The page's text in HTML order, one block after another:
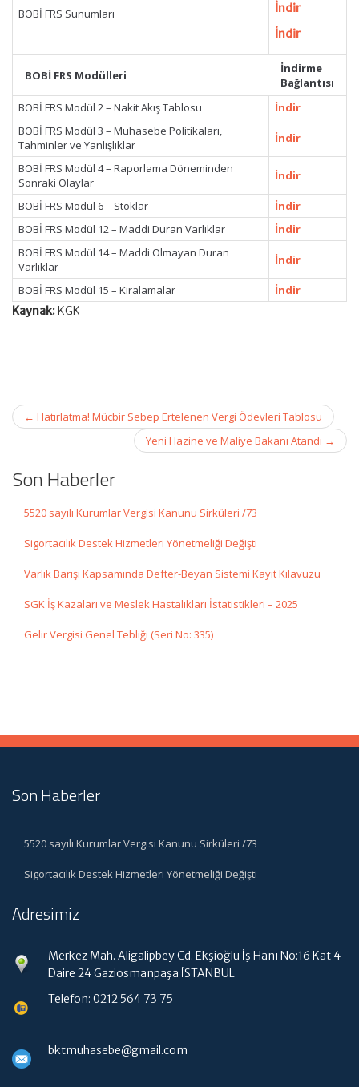
BOBİ FRS Sunumları
İndir
İndir
BOBİ FRS Modülleri
İndirme
Bağlantısı
BOBİ FRS Modül 2 – Nakit Akış Tablosu
İndir
BOBİ FRS Modül 3 – Muhasebe Politikaları,
Tahminler ve Yanlışlıklar
İndir
BOBİ FRS Modül 4 – Raporlama Döneminden
Sonraki Olaylar
İndir
BOBİ FRS Modül 6 – Stoklar
İndir
BOBİ FRS Modül 12 – Maddi Duran Varlıklar
İndir
BOBİ FRS Modül 14 – Maddi Olmayan Duran
Varlıklar
İndir
BOBİ FRS Modül 15 – Kiralamalar
İndir
Kaynak:KGK
Post
navigation
← Hatırlatma! Mücbir Sebep Ertelenen Vergi Ödevleri Tablosu
Yeni Hazine ve Maliye Bakanı Atandı →
Son Haberler
5520 sayılı Kurumlar Vergisi Kanunu Sirküleri /73
Sigortacılık Destek Hizmetleri Yönetmeliği Değişti
Varlık Barışı Kapsamında Defter-Beyan Sistemi Kayıt Kılavuzu
SGK İş Kazaları ve Meslek Hastalıkları İstatistikleri – 2025
Gelir Vergisi Genel Tebliği (Seri No: 335)
Son Haberler
5520 sayılı Kurumlar Vergisi Kanunu Sirküleri /73
Sigortacılık Destek Hizmetleri Yönetmeliği Değişti
Adresimiz
Merkez Mah. Aligalipbey Cd. Ekşioğlu İş Hanı No:16 Kat 4
Daire 24 Gaziosmanpaşa İSTANBUL
Telefon: 0212 564 73 75
bktmuhasebe@gmail.com